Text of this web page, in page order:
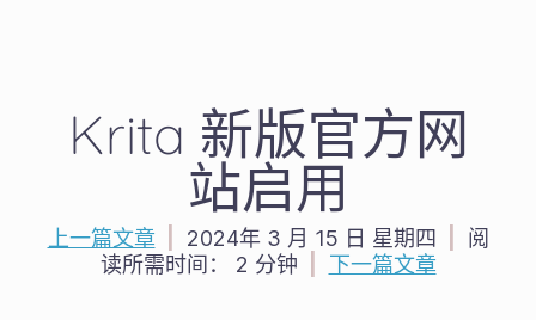
Krita 新版官方网
站启用
上一篇文章 2024年 3 月 15 日 星期四
阅
读所需时间：
2 分钟 下一篇文章